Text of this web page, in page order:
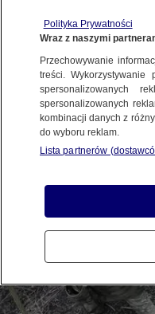
Kreml: to
12.02.2025, 13:10
Udostępnij
Polityka Prywatności
Wraz z naszymi
Przechowywanie
treści.
spersonalizowanych
spersonalizowanych
kombinacji danych z
do wyboru reklam.
Lista partnerów